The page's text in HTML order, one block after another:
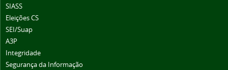
SIASS
Eleições CS
SEI/Suap
A3P
Integridade
Segurança da Informação